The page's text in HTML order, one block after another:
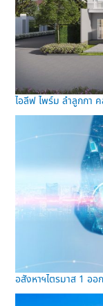
ไอลีฟ ไพร์ม ลำลูกกา
อสังหาฯไตรมาส 1 ออ